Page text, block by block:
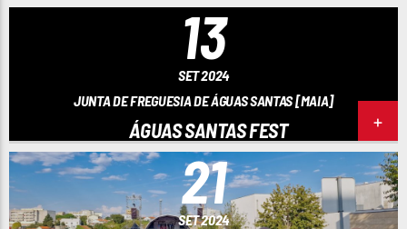
13
SET 2024
JUNTA DE FREGUESIA DE ÁGUAS SANTAS [MAIA]
ÁGUAS SANTAS FEST
21
SET 2024